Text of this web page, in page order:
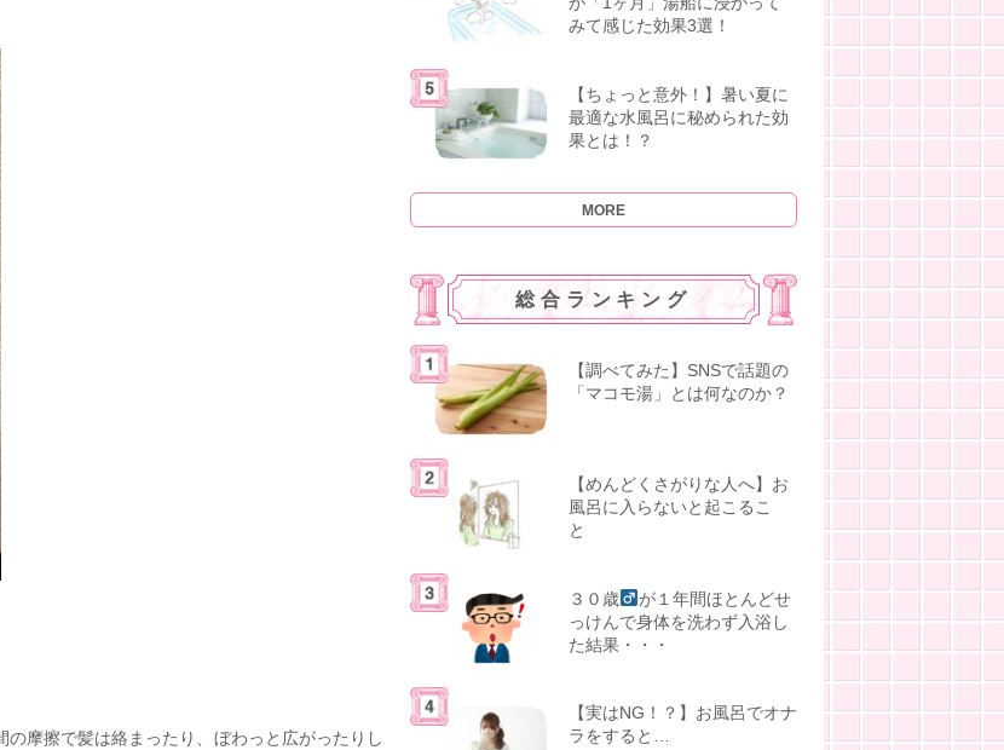
摩擦で髪は絡まったり、ぼわっと広がったりし
みて感じた効果3選！
【ちょっと意外！】暑い夏に
最適な水風呂に秘められた効
果とは！？
MORE
総合ランキング
【調べてみた】SNSで話題の
「マコモ湯」とは何なのか？
【めんどくさがりな人へ】お
風呂に入らないと起こるこ
と
３０歳
が１年間ほとんどせ
っけんで身体を洗わず入浴し
た結果・・・
【実はNG！？】お風呂でオナ
ラをすると…